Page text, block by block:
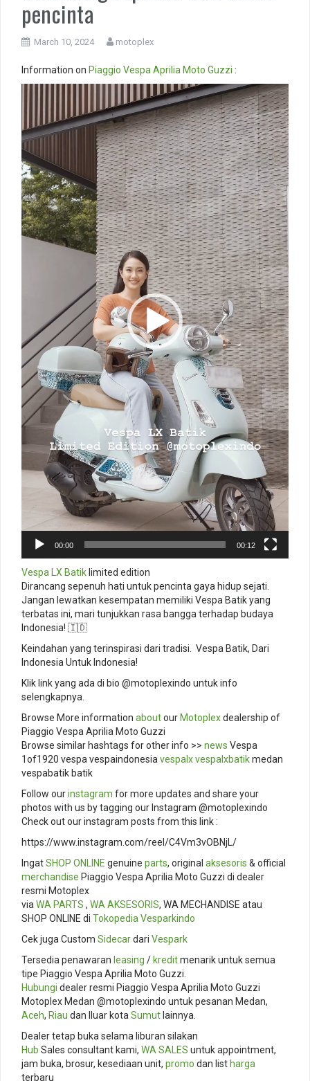
pencinta
March 10, 2024 motoplex
Information on Piaggio Vespa Aprilia Moto Guzzi :
00:00 00:12
Vespa LX Batik limited edition
Dirancang sepenuh hati untuk pencinta gaya hidup sejati.
Jangan lewatkan kesempatan memiliki Vespa Batik yang
terbatas ini, mari tunjukkan rasa bangga terhadap budaya
Indonesia! 🇮🇩​
Keindahan yang terinspirasi dari tradisi. ️ Vespa Batik, Dari
Indonesia Untuk Indonesia!​
Klik link yang ada di bio @motoplexindo untuk info
selengkapnya.​
Browse More information aboutour Motoplexdealership of
Piaggio Vespa Aprilia Moto Guzzi
Browse similar hashtags for other info >> news Vespa
1of1920 vespa vespaindonesiavespalxvespalxbatikmedan
vespabatik batik
Follow ourinstagram for more updates and share your
photos with us by tagging our Instagram @motoplexindo
Check out our instagram posts from this link :
https://www.instagram.com/reel/C4Vm3vOBNjL/
IngatSHOP ONLINE genuine parts, original aksesoris & official
merchandise Piaggio Vespa Aprilia Moto Guzzi di dealer
resmi Motoplex
viaWA PARTS , WA AKSESORIS, WA MECHANDISE atau
SHOP ONLINE di TokopediaVesparkindo
Cek juga Custom Sidecardari Vespark
Tersedia penawaran leasing / kreditmenarik untuk semua
tipe Piaggio Vespa Aprilia Moto Guzzi.
Hubungi dealer resmi Piaggio Vespa Aprilia Moto Guzzi
Motoplex Medan @motoplexindo untuk pesanan Medan,
Aceh, Riau dan lluar kotaSumut lainnya.
Dealer tetap buka selama liburan silakan
Hub Sales consultant kami, WA SALES untuk appointment,
jam buka, brosur, kesediaan unit, promo dan list harga
terbaru